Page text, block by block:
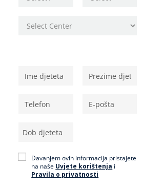
Davanjem ovih informacija pristajete
na naše Uvjete korištenja i
Pravila o privatnosti